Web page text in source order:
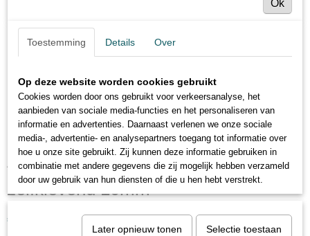
A31 - Effector - hoekprofiel
zelfklevend 10mm
€ 6,95
Ok
Toestemming Details Over
Op deze website worden cookies gebruikt
Cookies worden door ons gebruikt voor verkeersanalyse, het
aanbieden van sociale media-functies en het personaliseren van
informatie en advertenties. Daarnaast verlenen we onze sociale
media-, advertentie- en analysepartners toegang tot informatie over
hoe u onze site gebruikt. Zij kunnen deze informatie gebruiken in
combinatie met andere gegevens die zij mogelijk hebben verzameld
door uw gebruik van hun diensten of die u hen hebt verstrekt.
Later opnieuw tonen Selectie toestaan